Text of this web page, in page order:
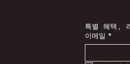
특별 혜택,
이메일 *